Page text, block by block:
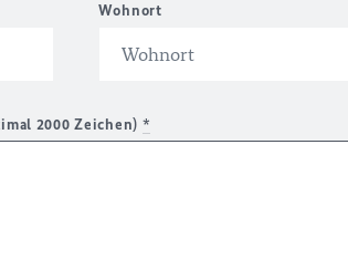
Wohnort
2000 Zeichen) *